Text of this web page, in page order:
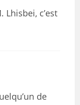
Lhisbei, c’est
de